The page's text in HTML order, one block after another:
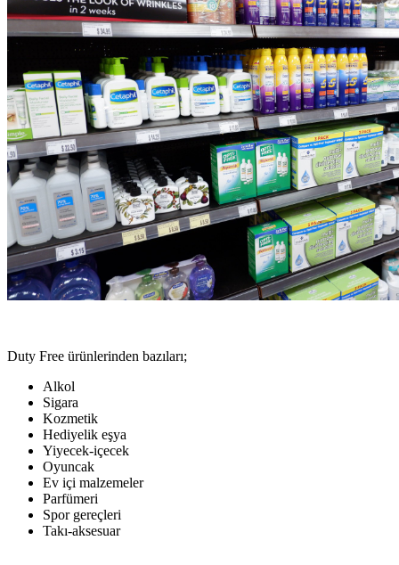
Duty Free ürünlerinden bazıları;
Alkol
Sigara
Kozmetik
Hediyelik eşya
Yiyecek-içecek
Oyuncak
Ev içi malzemeler
Parfümeri
Spor gereçleri
Takı-aksesuar